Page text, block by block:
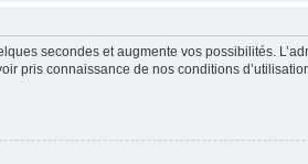
secondes et augmente vos possibilités.
pris connaissance de nos conditions